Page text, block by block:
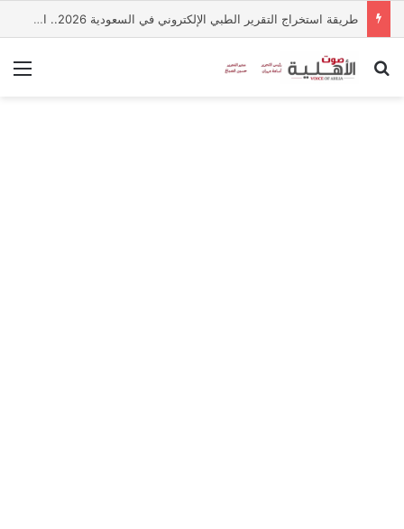
طريقة استخراج التقرير الطبي الإلكتروني في السعودية 2026.. الخطوات والشروط
بحث عن